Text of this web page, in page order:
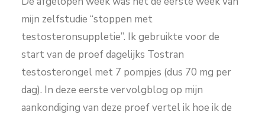
mijn zelfstudie “stoppen met
testosteronsuppletie”. Ik gebruikte voor de
start van de proef dagelijks Tostran
testosterongel met 7 pompjes (dus 70 mg per
dag). In deze eerste vervolgblog op mijn
aankondiging van deze proef vertel ik hoe ik de